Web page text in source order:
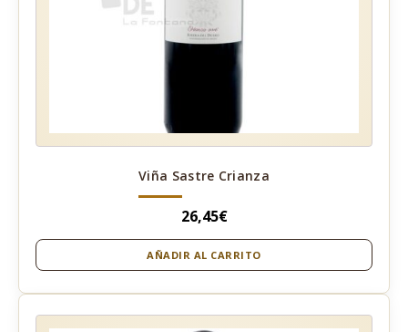
Viña Sastre Crianza
26,45€
AÑADIR AL CARRITO